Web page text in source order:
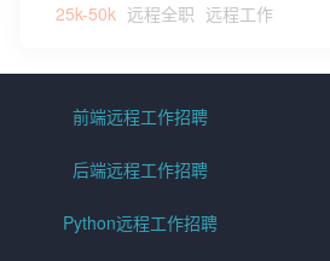
25k-50k 远程全职 远程工作
前端远程工作招聘
后端远程工作招聘
Python远程工作招聘